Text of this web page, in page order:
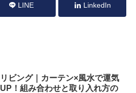
LINE LinkedIn
リビング｜カーテン×風水で運気
UP！組み合わせと取り入れ方の